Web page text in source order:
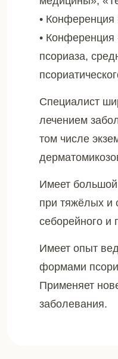
• Конференция
•
псориаза,
Специалист
лечением
том числе
Имеет
при тяжёлых и
себорейного и
Имеет опыт
формами
Применяет
заболевания.